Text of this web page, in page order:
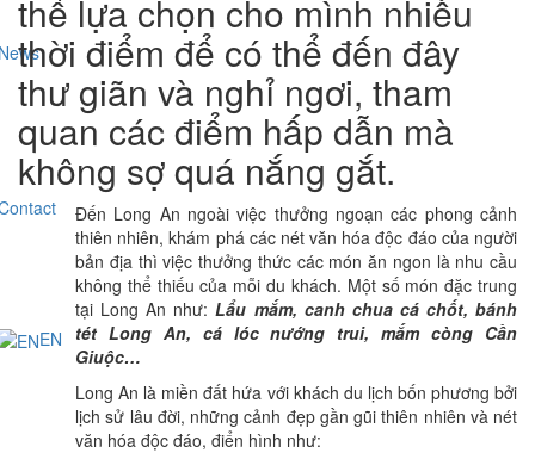
EN
thể lựa chọn cho mình nhiều
thời điểm để có thể đến đây
thư giãn và nghỉ ngơi, tham
quan các điểm hấp dẫn mà
không sợ quá nắng gắt.
Đến Long An ngoài việc thưởng ngoạn các phong cảnh
thiên nhiên, khám phá các nét văn hóa độc đáo của người
bản địa thì việc thưởng thức các món ăn ngon là nhu cầu
không thể thiếu của mỗi du khách. Một số món đặc trung
tại Long An như:Lẩu mắm, canh chua cá chốt, bánh
tét Long An, cá lóc nướng trui, mắm còng Cần
Giuộc…
Long An là miền đất hứa với khách du lịch bốn phương bởi
lịch sử lâu đời, những cảnh đẹp gần gũi thiên nhiên và nét
văn hóa độc đáo, điển hình như: